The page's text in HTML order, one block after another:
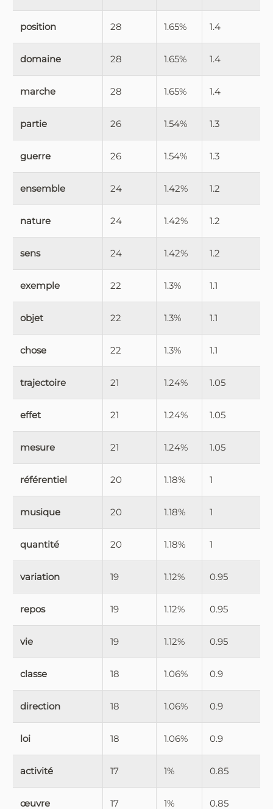
position 28 1.65% 1.4
domaine 28 1.65% 1.4
marche 28 1.65% 1.4
partie 26 1.54% 1.3
guerre 26 1.54% 1.3
ensemble 24 1.42% 1.2
nature 24 1.42% 1.2
sens 24 1.42% 1.2
exemple 22 1.3% 1.1
objet 22 1.3% 1.1
chose 22 1.3% 1.1
trajectoire 21 1.24% 1.05
effet 21 1.24% 1.05
mesure 21 1.24% 1.05
référentiel 20 1.18% 1
musique 20 1.18% 1
quantité 20 1.18% 1
variation 19 1.12% 0.95
repos 19 1.12% 0.95
vie 19 1.12% 0.95
classe 18 1.06% 0.9
direction 18 1.06% 0.9
loi 18 1.06% 0.9
activité 17 1% 0.85
œuvre 17 1% 0.85